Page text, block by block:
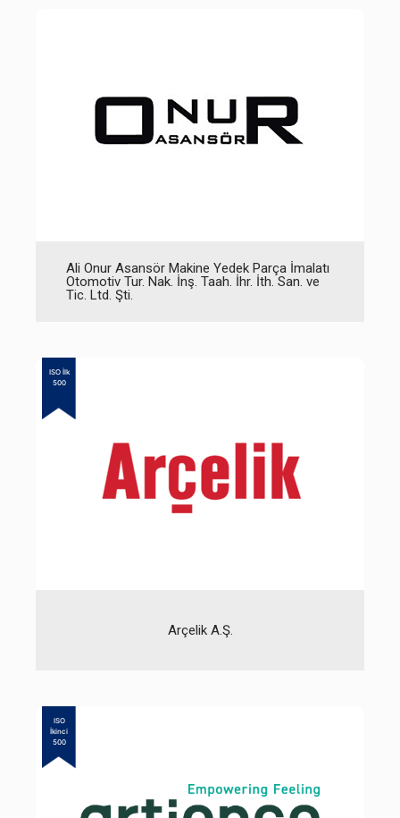
Ali Onur Asansör Makine Yedek Parça İmalatı
Otomotiv Tur. Nak. İnş. Taah. İhr. İth. San. ve
Tic. Ltd. Şti.
ISO İlk
500
Arçelik A.Ş.
ISO
İkinci
500